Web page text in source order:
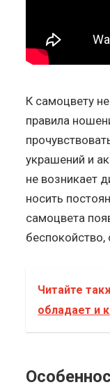
К самоцвету
правила
украшений и
не возникает
носить
самоцвета
беспокойство,
Читайте
обладает и